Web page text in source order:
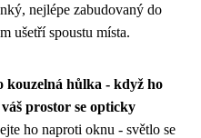
nejlépe zabudovaný do
ušetří spoustu místa.
kouzelná hůlka - když ho
prostor se opticky
ho naproti oknu - světlo se